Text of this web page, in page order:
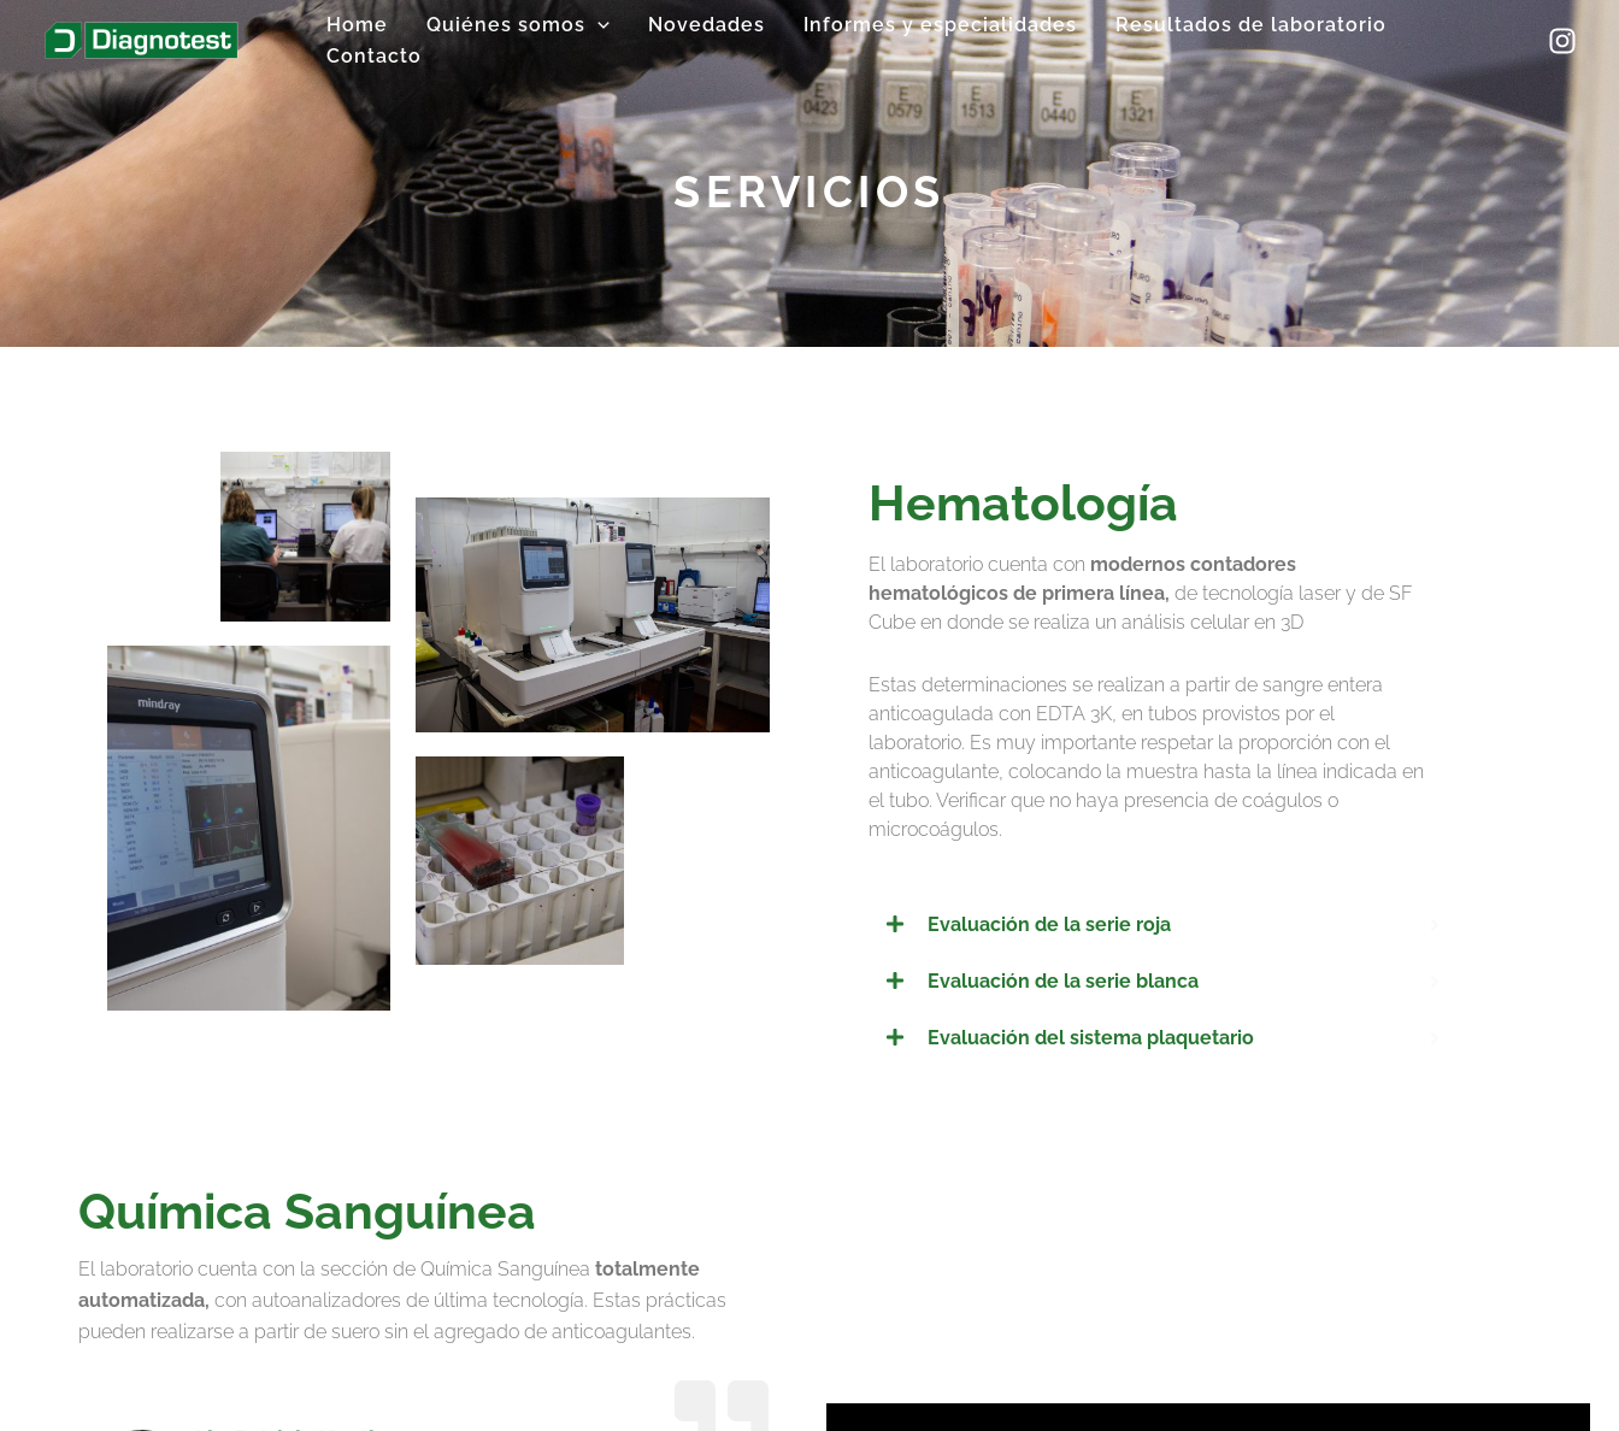
contenido
Home Quiénes somos Novedades Informes y especialidades
Resultados de laboratorio
Contacto
SERVICIOS
Hematología
El laboratorio cuenta con modernos contadores
hematológicos de primera línea, de tecnología laser y de SF
Cube en donde se realiza un análisis celular en 3D
Estas determinaciones se realizan a partir de sangre entera
anticoagulada con EDTA 3K, en tubos provistos por el
laboratorio. Es muy importante respetar la proporción con el
anticoagulante, colocando la muestra hasta la línea indicada en
el tubo. Verificar que no haya presencia de coágulos o
microcoágulos.
Evaluación de la serie roja
Evaluación de la serie blanca
Evaluación del sistema plaquetario
Química Sanguínea
El laboratorio cuenta con la sección de Química Sanguínea totalmente
automatizada, con autoanalizadores de última tecnología. Estas prácticas
pueden realizarse a partir de suero sin el agregado de anticoagulantes.